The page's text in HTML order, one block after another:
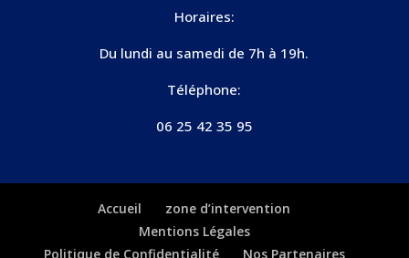
Horaires:
Du lundi au samedi de 7h à 19h.
Téléphone:
06 25 42 35 95
Accueil
zone d’intervention
Mentions Légales
Politique de Confidentialité
Nos Partenaires